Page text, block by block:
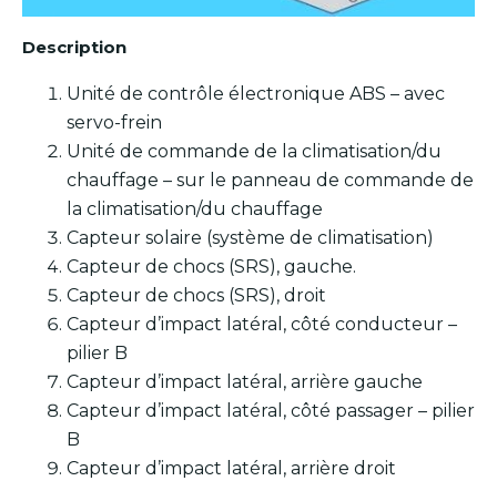
Description
Unité de contrôle électronique ABS – avec
servo-frein
Unité de commande de la climatisation/du
chauffage – sur le panneau de commande de
la climatisation/du chauffage
Capteur solaire (système de climatisation)
Capteur de chocs (SRS), gauche.
Capteur de chocs (SRS), droit
Capteur d’impact latéral, côté conducteur –
pilier B
Capteur d’impact latéral, arrière gauche
Capteur d’impact latéral, côté passager – pilier
B
Capteur d’impact latéral, arrière droit